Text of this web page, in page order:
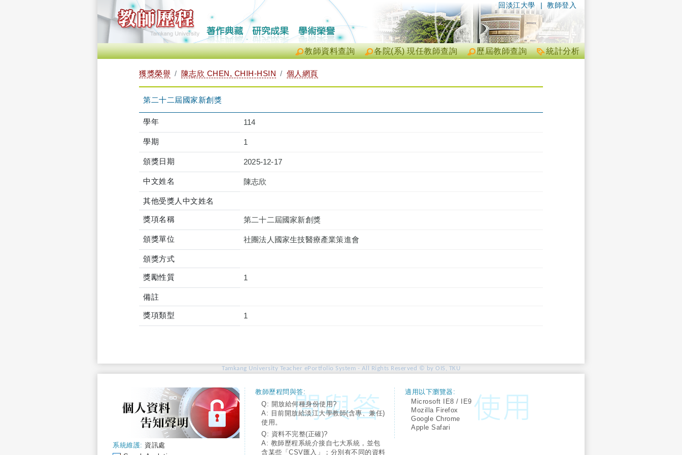
| 教師登入
回淡江大學
統計分析
歷屆教師查詢
各院(系) 現任教師查詢
教師資料查詢
獲獎榮譽 陳志欣 CHEN, CHIH-HSIN 個人網頁
第二十二屆國家新創獎
學年 114
學期 1
頒獎日期 2025-12-17
中文姓名 陳志欣
其他受獎人中文姓名
獎項名稱 第二十二屆國家新創獎
頒獎單位 社團法人國家生技醫療產業策進會
頒獎方式
獎勵性質 1
備註
獎項類型 1
Tamkang University Teacher ePortfolio System - All Rights Reserved © by OIS, TKU
系統維護: 資訊處
教師歷程問與答:
Q: 開放給何種身份使用?
A: 目前開放給淡江大學教師(含專、兼任)
使用。
Q: 資料不完整(正確)?
A: 教師歷程系統介接自七大系統，並包
含某些「CSV匯入」；分別有不同的資料
適用以下瀏覽器:
Microsoft IE8 / IE9
Mozilla Firefox
Google Chrome
Apple Safari